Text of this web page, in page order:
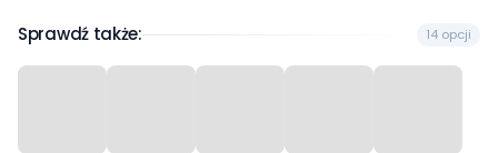
Sprawdź także: 14 opcji